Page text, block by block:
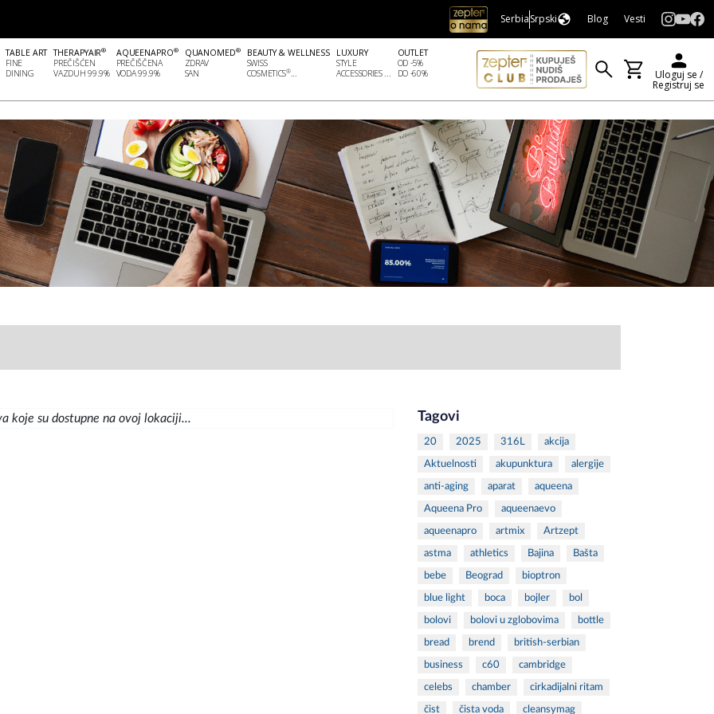
SerbiaSrpski Blog Vesti
TABLE ART
FINE
DINING
THERAPYAIR®
PREČIŠĆEN
VAZDUH 99.9%
AQUEENAPRO®
PREČIŠČENA
VODA 99.9%
QUANOMED®
ZDRAV
SAN
BEAUTY & WELLNESS
SWISS
COSMETICS®...
LUXURY
STYLE
ACCESSORIES ...
OUTLET
OD -5%
DO -60%
Uloguj se /
Registruj se
koje su dostupne na ovoj lokaciji... Tagovi
20 2025 316L akcija
Aktuelnosti akupunktura alergije
anti-aging aparat aqueena
Aqueena Pro aqueenaevo
aqueenapro artmix Artzept
astma athletics Bajina Bašta
bebe Beograd bioptron
blue light boca bojler bol
bolovi bolovi u zglobovima bottle
bread brend british-serbian
business c60 cambridge
celebs chamber cirkadijalni ritam
čist čista voda cleansymag